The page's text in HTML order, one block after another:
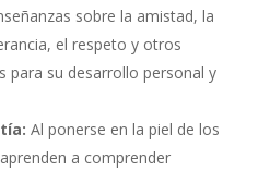
sobre la amistad, la
el respeto y otros
para su desarrollo personal y
Al ponerse en la piel de los
a comprender